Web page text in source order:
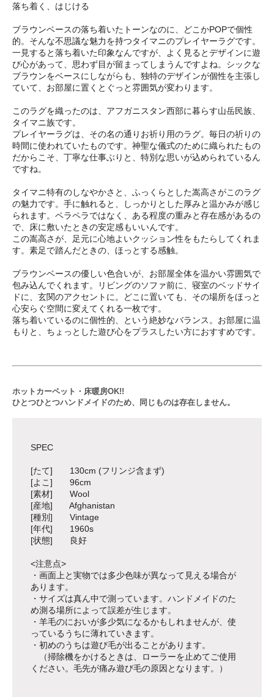
落ち着く、はじける
ブラウンベースの落ち着いたトーンなのに、どこかPOPで個性
的。そんな不思議な魅力を持つタイマニのプレイヤーラグです。
一見すると落ち着いた印象なんですが、よく見るとデザインに遊
び心があって、思わず目が留まってしまうんですよね。シックな
ブラウンをベースにしながらも、独特のデザインが個性を主張し
ていて、お部屋に置くとぐっと雰囲気が変わります。
このラグを織ったのは、アフガニスタン西部に暮らす山岳民族、
タイマニ族です。
プレイヤーラグは、その名の通りお祈り用のラグ。毎日の祈りの
時間に使われていたものです。神聖な儀式のために織られたもの
だからこそ、丁寧な仕事ぶりと、特別な思いが込められているん
ですね。
タイマニ特有のしなやかさと、ふっくらとした嵩高さがこのラグ
の魅力です。手に触れると、しっかりとした厚みと温かみが感じ
られます。ペラペラではなく、ある程度の重みと存在感があるの
で、床に敷いたときの安定感もいいんです。
この嵩高さが、足元に心地よいクッション性をもたらしてくれま
す。素足で踏んだときの、ほっとする感触。
ブラウンベースの優しい色合いが、お部屋全体を温かい雰囲気で
包み込んでくれます。リビングのソファ前に、寝室のベッドサイ
ドに、玄関のアクセントに。どこに置いても、その場所をほっと
心安らぐ空間に変えてくれる一枚です。
落ち着いているのに個性的、という絶妙なバランス。お部屋に温
もりと、ちょっとした遊び心をプラスしたい方におすすめです。
ホットカーペット・床暖房OK!!
ひとつひとつハンドメイドのため、同じものは存在しません。
SPEC
[たて] 130cm (フリンジ含まず)
[よこ] 96cm
[素材] Wool
[産地] Afghanistan
[種別] Vintage
[年代] 1960s
[状態] 良好
<注意点>
・画面上と実物では多少色味が異なって見える場合が
あります。
・サイズは真ん中で測っています。ハンドメイドのた
め測る場所によって誤差が生じます。
・羊毛のにおいが多少気になるかもしれませんが、使
っているうちに薄れていきます。
・初めのうちは遊び毛が出ることがあります。
（掃除機をかけるときは、ローラーを止めてご使用
ください。毛先が痛み遊び毛の原因となります。）